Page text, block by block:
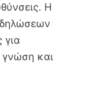
Η
για
γνώση και